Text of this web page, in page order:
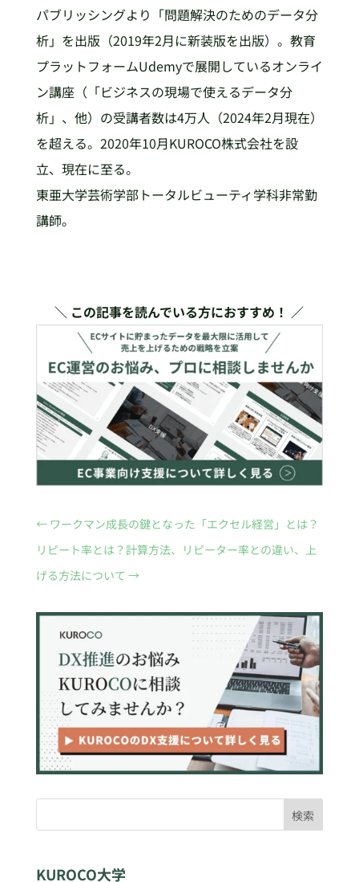
パブリッシングより「問題解決のためのデータ分
析」を出版（2019年2月に新装版を出版）。教育
プラットフォームUdemyで展開しているオンライ
ン講座（「ビジネスの現場で使えるデータ分
析」、他）の受講者数は4万人（2024年2月現在）
を超える。2020年10月KUROCO株式会社を設
立、現在に至る。
東亜大学芸術学部トータルビューティ学科非常勤
講師。
＼ この記事を読んでいる方におすすめ！ ／
← ワークマン成長の鍵となった「エクセル経営」とは？
リピート率とは？計算方法、リピーター率との違い、上
げる方法について →
検索
KUROCO大学